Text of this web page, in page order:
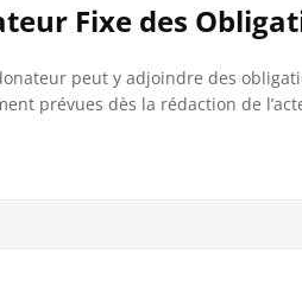
Fixe des
peut y adjoindre des
prévues dès la rédaction de